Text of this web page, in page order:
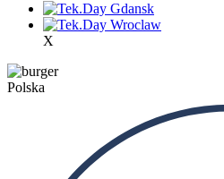
X
Polska